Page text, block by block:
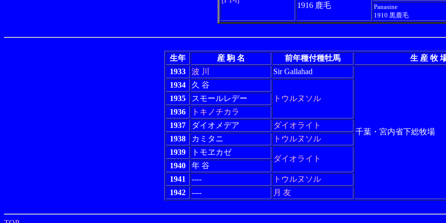
1916 鹿毛
Panasine
1910 黒鹿毛
生年 産 駒 名 前年種付種牡馬
生 産 牧
1933
波 川 Sir Gallahad
千葉・宮内省下総牧場
1934
久 谷
トウルヌソル
1935
スモールレデー
1936
トキノチカラ
1937
ダイオメデア
ダイオライト
1938
カミタニ
トウルヌソル
1939
トモヱカゼ
ダイオライト
1940
年 谷
1941
----
トウルヌソル
1942
---- 月 友